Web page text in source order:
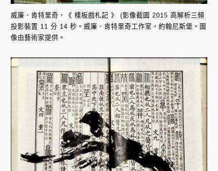
威廉．肯特里奇，《 樣板戲札記 》 (影像截圖 2015 高解析三頻
投影裝置 11 分 14 秒。威廉．肯特里奇工作室，約翰尼斯堡。圖
像由藝術家提供。